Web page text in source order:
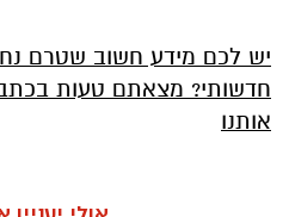
יש לכם מידע חשוב שטרם
חדשותי? מצאתם טעות
אותנו